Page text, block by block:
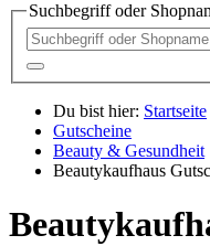
Suchbegriff oder
Du bist hier: Startseite
Gutscheine
Beauty & Gesundheit
Beautykaufhaus